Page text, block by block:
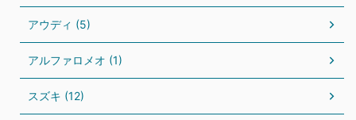
アウディ (5)
アルファロメオ (1)
スズキ (12)